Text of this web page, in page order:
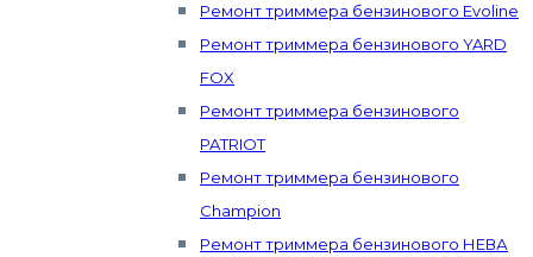
Ремонт триммера бензинового Evoline
Ремонт триммера бензинового YARD
FOX
Ремонт триммера бензинового
PATRIOT
Ремонт триммера бензинового
Champion
Ремонт триммера бензинового НЕВА